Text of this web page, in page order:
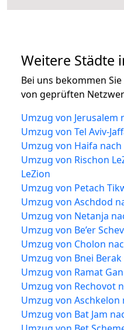
Weitere Städte
Bei uns bekommen
von geprüften
Umzug von Jerusalem
Umzug von Tel Aviv-
Umzug von Haifa nach
Umzug von Rischon
LeZion
Umzug von Petach
Umzug von Aschdod
Umzug von Netanja
Umzug von Be’er
Umzug von Cholon
Umzug von Bnei
Umzug von Ramat
Umzug von Rechovot
Umzug von Aschkelon
Umzug von Bat Jam